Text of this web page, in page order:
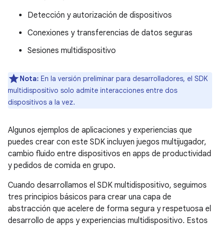
Detección y autorización de dispositivos
Conexiones y transferencias de datos seguras
Sesiones multidispositivo
Nota: En la versión preliminar para desarrolladores, el SDK
multidispositivo solo admite interacciones entre dos
dispositivos a la vez.
Algunos ejemplos de aplicaciones y experiencias que
puedes crear con este SDK incluyen juegos multijugador,
cambio fluido entre dispositivos en apps de productividad
y pedidos de comida en grupo.
Cuando desarrollamos el SDK multidispositivo, seguimos
tres principios básicos para crear una capa de
abstracción que acelere de forma segura y respetuosa el
desarrollo de apps y experiencias multidispositivo. Estos